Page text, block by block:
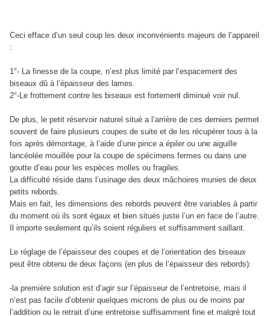
Ceci efface d’un seul coup les deux inconvénients majeurs de l’appareil
:
1°- La finesse de la coupe, n’est plus limité par l’espacement des
biseaux dû à l’épaisseur des lames.
2°-Le frottement contre les biseaux est fortement diminué voir nul.
De plus, le petit réservoir naturel situé a l’arrière de ces derniers permet
souvent de faire plusieurs coupes de suite et de les récupérer tous à la
fois après démontage, à l’aide d’une pince a épiler ou une aiguille
lancéolée mouillée pour la coupe de spécimens fermes ou dans une
goutte d’eau pour les espèces molles ou fragiles.
La difficulté réside dans l’usinage des deux mâchoires munies de deux
petits rebords.
Mais en fait, les dimensions des rebords peuvent être variables à partir
du moment où ils sont égaux et bien situés juste l’un en face de l’autre.
Il importe seulement qu’ils soient réguliers et suffisamment saillant.
Le réglage de l’épaisseur des coupes et de l’orientation des biseaux
peut être obtenu de deux façons (en plus de l’épaisseur des rebords):
-la première solution est d’agir sur l’épaisseur de l’entretoise, mais il
n’est pas facile d’obtenir quelques microns de plus ou de moins par
l’addition ou le retrait d’une entretoise suffisamment fine et malgré tout